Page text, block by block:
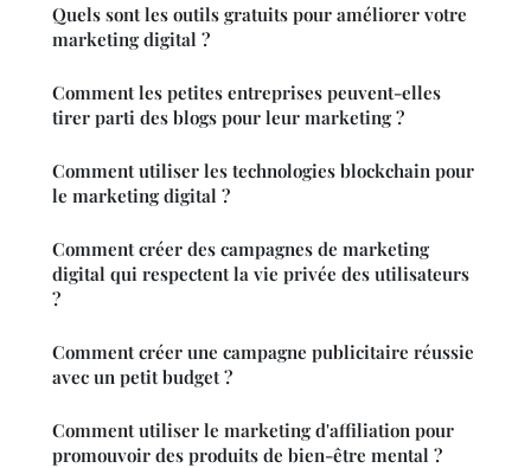
Quels sont les outils gratuits pour améliorer votre
marketing digital ?
Comment les petites entreprises peuvent-elles
tirer parti des blogs pour leur marketing ?
Comment utiliser les technologies blockchain pour
le marketing digital ?
Comment créer des campagnes de marketing
digital qui respectent la vie privée des utilisateurs
?
Comment créer une campagne publicitaire réussie
avec un petit budget ?
Comment utiliser le marketing d'affiliation pour
promouvoir des produits de bien-être mental ?